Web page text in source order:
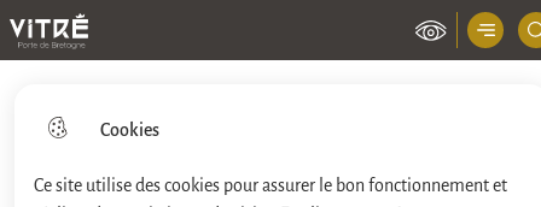
Cookies
Ce site utilise des cookies pour assurer le bon fonctionnement et
Ville de Vitré
Menu